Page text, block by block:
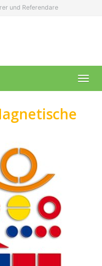
und Referendare